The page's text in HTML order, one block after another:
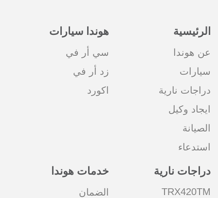
الرئيسية
عن هوندا
سيارات
دراجات نارية
ايجاد وكيل
الصيانة
استدعاء
هوندا سيارات
سي أر في
زد أر في
اكورد
دراجات نارية
TRX420TM
خدمات هوندا
الضمان